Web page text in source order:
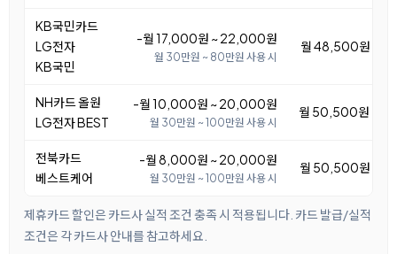
KB국민카드
LG전자
KB국민
-월 17,000원 ~ 22,000원
월 30만원 ~ 80만원 사용 시
월 48,500원 ~
NH카드 올원
LG전자 BEST
-월 10,000원 ~ 20,000원
월 30만원 ~ 100만원 사용 시
월 50,500원 ~
전북카드
베스트케어
-월 8,000원 ~ 20,000원
월 30만원 ~ 100만원 사용 시
월 50,500원 ~
제휴카드 할인은 카드사 실적 조건 충족 시 적용됩니다. 카드 발급/실적
조건은 각 카드사 안내를 참고하세요.